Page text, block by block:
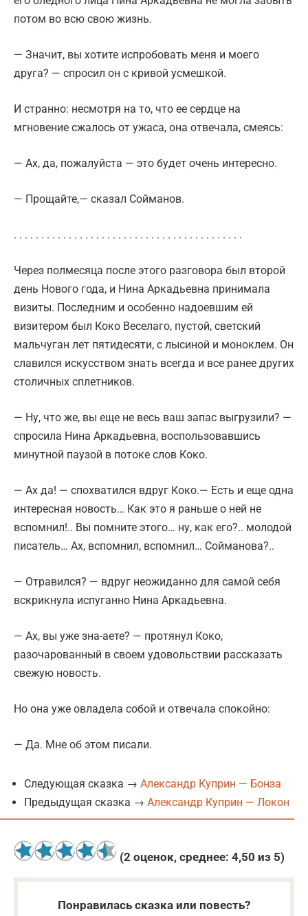
потом во всю свою жизнь.
— Значит, вы хотите испробовать меня и моего
друга? — спросил он с кривой усмешкой.
И странно: несмотря на то, что ее сердце на
мгновение сжалось от ужаса, она отвечала, смеясь:
— Ах, да, пожалуйста — это будет очень интересно.
— Прощайте,— сказал Сойманов.
. . . . . . . . . . . . . . . . . . . . . . . . . . . . . . . . . . . . . . . . . .
Через полмесяца после этого разговора был второй
день Нового года, и Нина Аркадьевна принимала
визиты. Последним и особенно надоевшим ей
визитером был Коко Веселаго, пустой, светский
мальчуган лет пятидесяти, с лысиной и моноклем. Он
славился искусством знать всегда и все ранее других
столичных сплетников.
— Ну, что же, вы еще не весь ваш запас выгрузили? —
спросила Нина Аркадьевна, воспользовавшись
минутной паузой в потоке слов Коко.
— Ах да! — спохватился вдруг Коко.— Есть и еще одна
интересная новость… Как это я раньше о ней не
вспомнил!.. Вы помните этого… ну, как его?.. молодой
писатель… Ах, вспомнил, вспомнил… Сойманова?..
— Отравился? — вдруг неожиданно для самой себя
вскрикнула испуганно Нина Аркадьевна.
— Ах, вы уже зна-аете? — протянул Коко,
разочарованный в своем удовольствии рассказать
свежую новость.
Но она уже овладела собой и отвечала спокойно:
— Да. Мне об этом писали.
Следующая сказка → Александр Куприн — Бонза
Предыдущая сказка → Александр Куприн — Локон
(2 оценок, среднее: 4,50 из 5)
Понравилась сказка или повесть?